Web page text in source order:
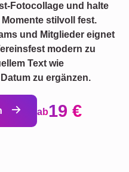
Fotocollage und halte
stilvoll fest.
und Mitglieder eignet
modern zu
Text wie
zu ergänzen.
ab19 €